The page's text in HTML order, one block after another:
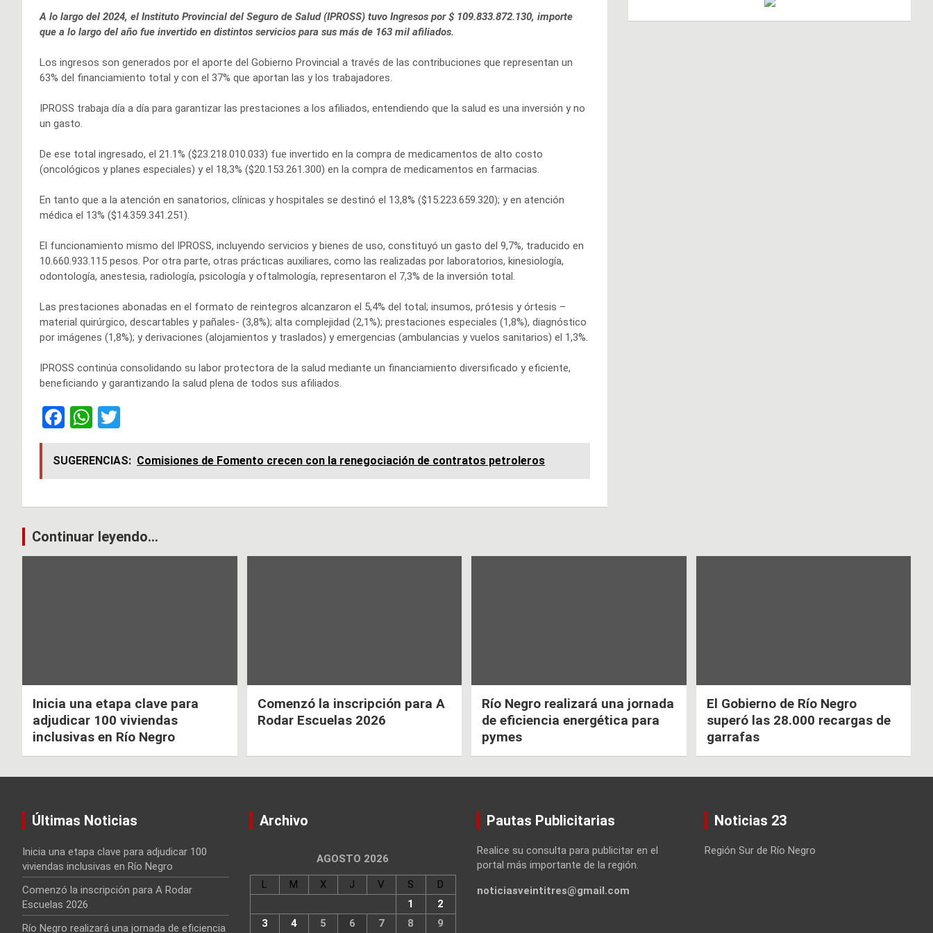
A lo largo del 2024, el Instituto Provincial del Seguro de Salud (IPROSS) tuvo Ingresos por $ 109.833.872.130, importe
que a lo largo del año fue invertido en distintos servicios para sus más de 163 mil afiliados.
Los ingresos son generados por el aporte del Gobierno Provincial a través de las contribuciones que representan un
63% del financiamiento total y con el 37% que aportan las y los trabajadores.
IPROSS trabaja día a día para garantizar las prestaciones a los afiliados, entendiendo que la salud es una inversión y no
un gasto.
De ese total ingresado, el 21.1% ($23.218.010.033) fue invertido en la compra de medicamentos de alto costo
(oncológicos y planes especiales) y el 18,3% ($20.153.261.300) en la compra de medicamentos en farmacias.
En tanto que a la atención en sanatorios, clínicas y hospitales se destinó el 13,8% ($15.223.659.320); y en atención
médica el 13% ($14.359.341.251).
El funcionamiento mismo del IPROSS, incluyendo servicios y bienes de uso, constituyó un gasto del 9,7%, traducido en
10.660.933.115 pesos. Por otra parte, otras prácticas auxiliares, como las realizadas por laboratorios, kinesiología,
odontología, anestesia, radiología, psicología y oftalmología, representaron el 7,3% de la inversión total.
Las prestaciones abonadas en el formato de reintegros alcanzaron el 5,4% del total; insumos, prótesis y órtesis –
material quirúrgico, descartables y pañales- (3,8%); alta complejidad (2,1%); prestaciones especiales (1,8%), diagnóstico
por imágenes (1,8%); y derivaciones (alojamientos y traslados) y emergencias (ambulancias y vuelos sanitarios) el 1,3%.
IPROSS continúa consolidando su labor protectora de la salud mediante un financiamiento diversificado y eficiente,
beneficiando y garantizando la salud plena de todos sus afiliados.
F
a
ce
b
o
o
k
W
h
at
s
A
p
p
wi
tt
er
SUGERENCIAS: Comisiones de Fomento crecen con la renegociación de contratos petroleros
Navegación
Continuar leyendo...
Inicia una etapa clave para
adjudicar 100 viviendas
inclusivas en Río Negro
Comenzó la inscripción para A
Rodar Escuelas 2026
Río Negro realizará una jornada
de eficiencia energética para
pymes
El Gobierno de Río Negro
superó las 28.000 recargas de
garrafas
Últimas Noticias
Inicia una etapa clave para adjudicar 100
viviendas inclusivas en Río Negro
Comenzó la inscripción para A Rodar
Escuelas 2026
Río Negro realizará una jornada de eficiencia
Archivo
AGOSTO 2026
L M X J V S
D
1
2
3
4 5 6 7 8 9
Pautas Publicitarias
Realice su consulta para publicitar en el
portal más importante de la región.
noticiasveintitres@gmail.com
Noticias 23
Región Sur de Río Negro